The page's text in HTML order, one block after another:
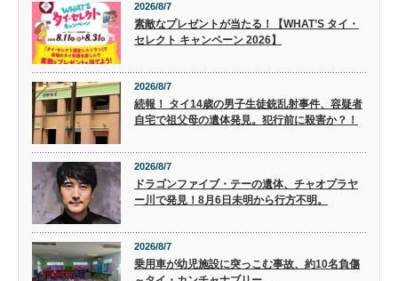
2026/8/7
素敵なプレゼントが当たる！【WHAT’S タイ・
セレクト キャンペーン 2026】
2026/8/7
続報！ タイ14歳の男子生徒銃乱射事件、容疑者
自宅で祖父母の遺体発見。犯行前に殺害か？！
2026/8/7
ドラゴンファイブ・テーの遺体、チャオプラヤ
ー川で発見！8月6日未明から行方不明。
2026/8/7
乗用車が幼児施設に突っこむ事故、約10名負傷